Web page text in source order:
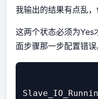
我输出的结果有点乱，
这两个状态必须为Yes
面步骤那一步配置错误